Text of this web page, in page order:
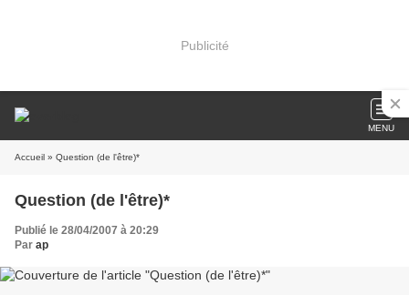
Publicité
MENU
Accueil » Question (de l'être)*
Question (de l'être)*
Publié le 28/04/2007 à 20:29
Par ap